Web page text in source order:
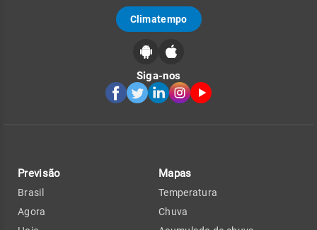
Climatempo
Siga-nos
Previsão
Brasil
Agora
Mapas
Temperatura
Chuva